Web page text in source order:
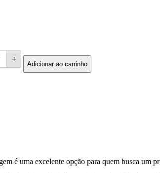
+
Adicionar ao carrinho
é uma excelente opção para quem busca um